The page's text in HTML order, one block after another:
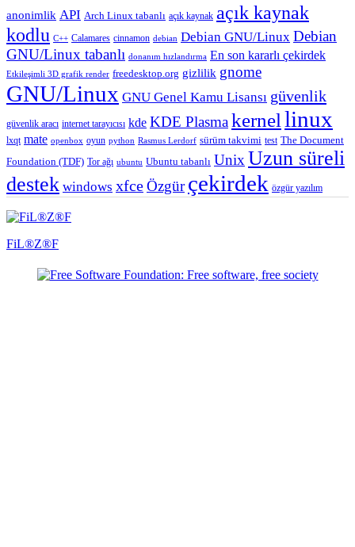
anonimlik API Arch Linux tabanlı açık kaynak açık kaynak
kodlu C++ Calamares cinnamon debian Debian GNU/Linux Debian
GNU/Linux tabanlı donanım hızlandırma En son kararlı çekirdek
Etkileşimli 3D grafik render freedesktop.org gizlilik gnome
GNU/Linux GNU Genel Kamu Lisansı güvenlik
güvenlik aracı internet tarayıcısı kde KDE Plasmakernel linux
lxqt mate openbox oyun python Rasmus Lerdorf sürüm takvimi test The Document
Foundation (TDF) Tor ağı ubuntu Ubuntu tabanlı Unix Uzun süreli
destek windows xfceÖzgür çekirdek özgür yazılım
FiL®Z®F